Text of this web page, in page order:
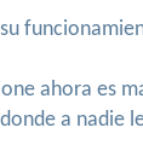
ahora es
a nadie